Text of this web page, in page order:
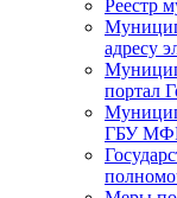
Реестр
адресу
портал
ГБУ